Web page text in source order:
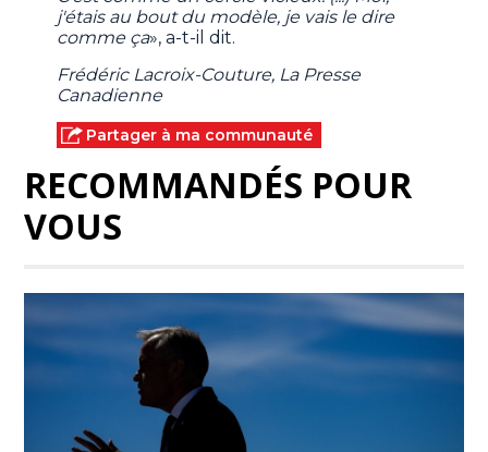
j'étais au bout du modèle, je vais le dire
comme ça», a-t-il dit.
Frédéric Lacroix-Couture, La Presse
Canadienne
Partager à ma communauté
RECOMMANDÉS POUR
VOUS